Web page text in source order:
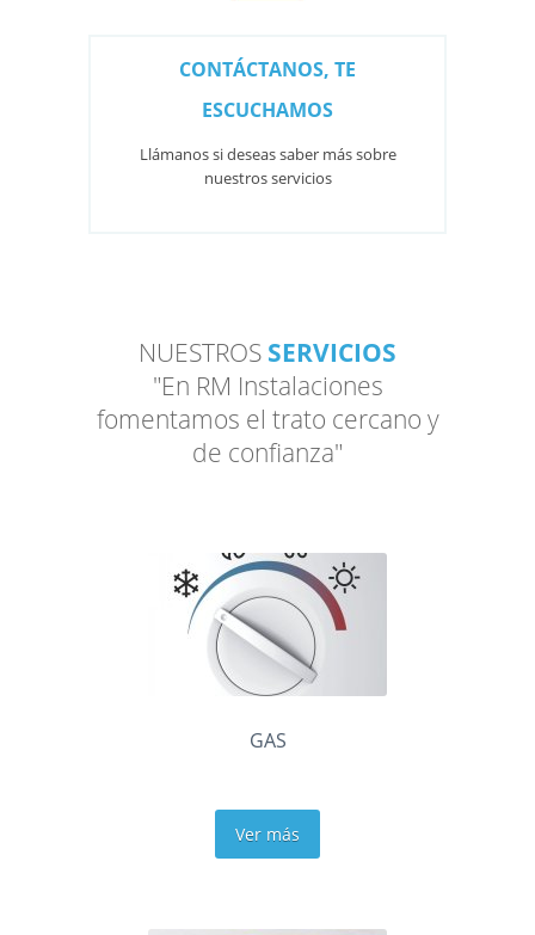
CONTÁCTANOS, TE
ESCUCHAMOS
Llámanos si deseas saber más sobre
nuestros servicios
NUESTROS SERVICIOS
"En RM Instalaciones
fomentamos el trato cercano y
de confianza"
GAS
Ver más